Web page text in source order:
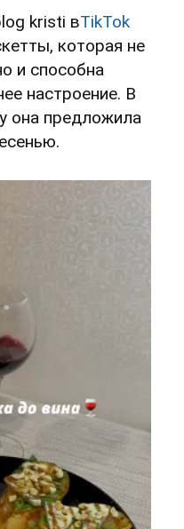
kristi вTikTok
которая не
и способна
настроение. В
она предложила